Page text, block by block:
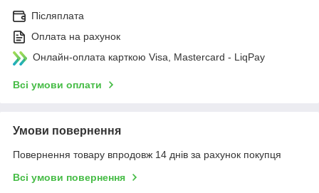
Післяплата
Оплата на рахунок
Онлайн-оплата карткою Visa, Mastercard - LiqPay
Всі умови оплати
Умови повернення
Повернення товару впродовж 14 днів за рахунок покупця
Всі умови повернення